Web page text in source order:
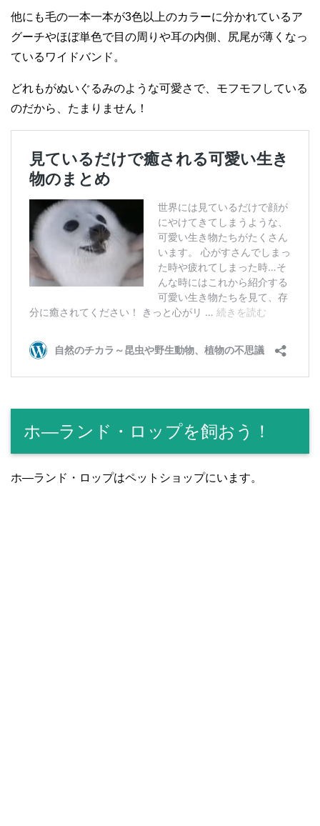
他にも毛の一本一本が3色以上のカラーに分かれているア
グーチやほぼ単色で目の周りや耳の内側、尻尾が薄くなっ
ているワイドバンド。
どれもがぬいぐるみのような可愛さで、モフモフしている
のだから、たまりません！
ホ―ランド・ロップを飼おう！
ホ―ランド・ロップはペットショップにいます。